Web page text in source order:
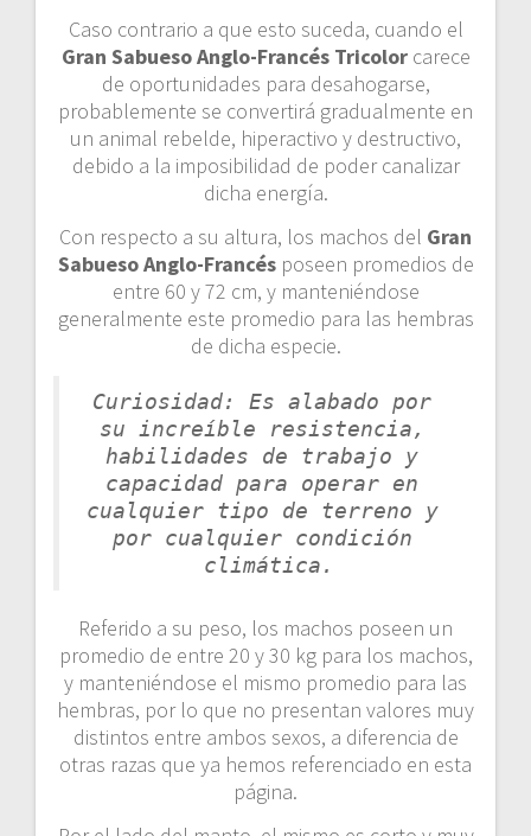
Caso contrario a que esto suceda, cuando el
Gran Sabueso Anglo-Francés Tricolorcarece
de oportunidades para desahogarse,
probablemente se convertirá gradualmente en
un animal rebelde, hiperactivo y destructivo,
debido a la imposibilidad de poder canalizar
dicha energía.
Con respecto a su altura, los machos del Gran
Sabueso Anglo-Francésposeen promedios de
entre 60 y 72 cm, y manteniéndose
generalmente este promedio para las hembras
de dicha especie.
Curiosidad: Es alabado por
su increíble resistencia,
habilidades de trabajo y
capacidad para operar en
cualquier tipo de terreno y
por cualquier condición
climática.
Referido a su peso, los machos poseen un
promedio de entre 20 y 30 kg para los machos,
y manteniéndose el mismo promedio para las
hembras, por lo que no presentan valores muy
distintos entre ambos sexos, a diferencia de
otras razas que ya hemos referenciado en esta
página.